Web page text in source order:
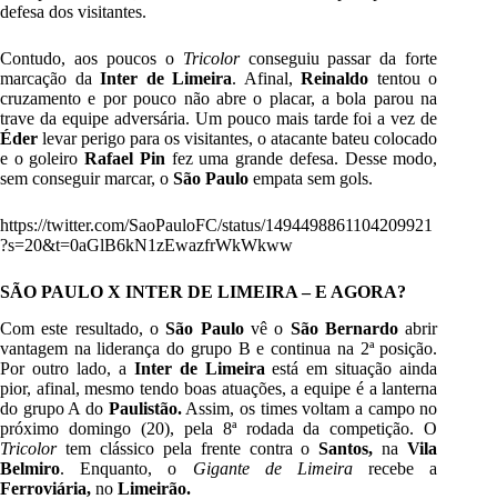
defesa dos visitantes.
Contudo, aos poucos o Tricolorconseguiu passar da forte
marcação daInter de Limeira. Afinal,Reinaldo tentou o
cruzamento e por pouco não abre o placar, a bola parou na
trave da equipe adversária. Um pouco mais tarde foi a vez de
Éder levar perigo para os visitantes, o atacante bateu colocado
e o goleiroRafael Pin fez uma grande defesa. Desse modo,
sem conseguir marcar, o São Paulo empata sem gols.
https://twitter.com/SaoPauloFC/status/1494498861104209921
?s=20&t=0aGlB6kN1zEwazfrWkWkww
SÃO PAULO X INTER DE LIMEIRA – E AGORA?
Com este resultado, oSão Paulovê o São Bernardoabrir
vantagem na liderança do grupo B e continua na 2ª posição.
Por outro lado, a Inter de Limeira está em situação ainda
pior, afinal, mesmo tendo boas atuações, a equipe é a lanterna
do grupo A do Paulistão.Assim, os times voltam a campo no
próximo domingo (20), pela 8ª rodada da competição. O
Tricolortem clássico pela frente contra oSantos, naVila
Belmiro. Enquanto, o Gigante de Limeirarecebe a
Ferroviária, no Limeirão.